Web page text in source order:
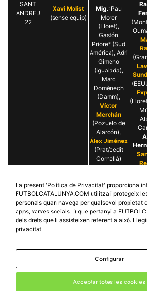
SANT
ANDREU
22
Xavi Molist
(sense equip)
Mig.: Pau
Morer
(Lloret),
Gastón
Priore* (Sud
América), Adri
Gimeno
(Igualada),
Marc
Domènech
(Damm),
Víctor
Merchán
(Pozuelo de
Alarcón),
Álex Jiménez
(Prat/cedit
Cornellà)
López
(Europa),
Aritz
Hernández*
(Mons Calpe),
Fassani
(Cacereño),
Adri
Expósito*
(Figueres),
La present 'Política de Privacitat' proporciona
FUTBOLCATALUNYA.COM utilitza i protegeix
personals quan navega per qualsevol propietat
apps, xarxes socials…) que pertanyi a
dels drets que li assisteixen referent a això.
privacitat
Configurar
Acceptar totes les cookies